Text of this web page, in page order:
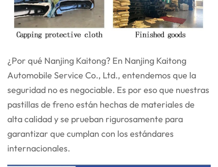
¿Por qué Nanjing Kaitong? En Nanjing Kaitong
Automobile Service Co., Ltd., entendemos que la
seguridad no es negociable. Es por eso que nuestras
pastillas de freno están hechas de materiales de
alta calidad y se prueban rigurosamente para
garantizar que cumplan con los estándares
internacionales.